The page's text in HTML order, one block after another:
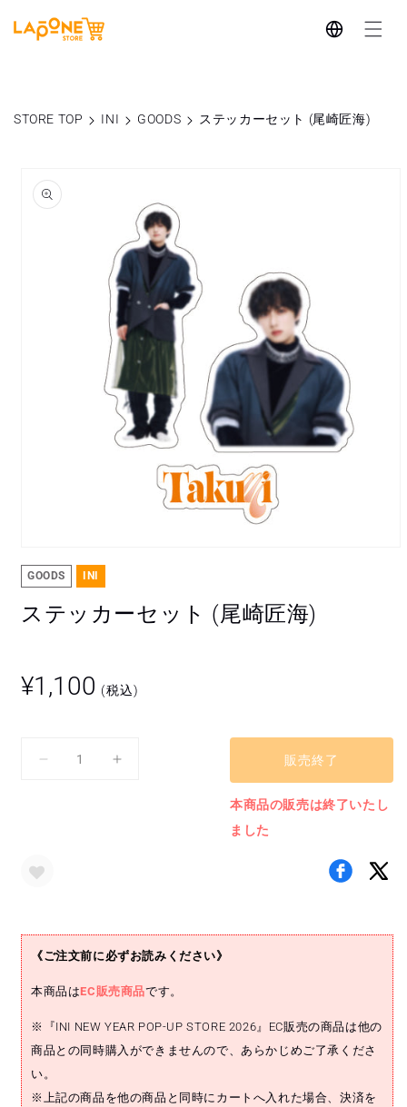
ンツに
進む
言
語
STORE TOP INI GOODS ステッカーセット (尾崎匠海)
報にス
キップ
ー
ダ
で
ア
GOODS INI
ステッカーセット (尾崎匠海)
通
常
¥1,100 (税込)
セ
崎
匠
の
数
量
を
ス
崎
匠
の
数
を
販売終了
本商品の販売は終了いたし
ました
《ご注文前に必ずお読みください》
本商品はEC販売商品です。
※『INI NEW YEAR POP-UP STORE 2026』EC販売の商品は他の
商品との同時購入ができませんので、あらかじめご了承くださ
い。
※上記の商品を他の商品と同時にカートへ入れた場合、決済を